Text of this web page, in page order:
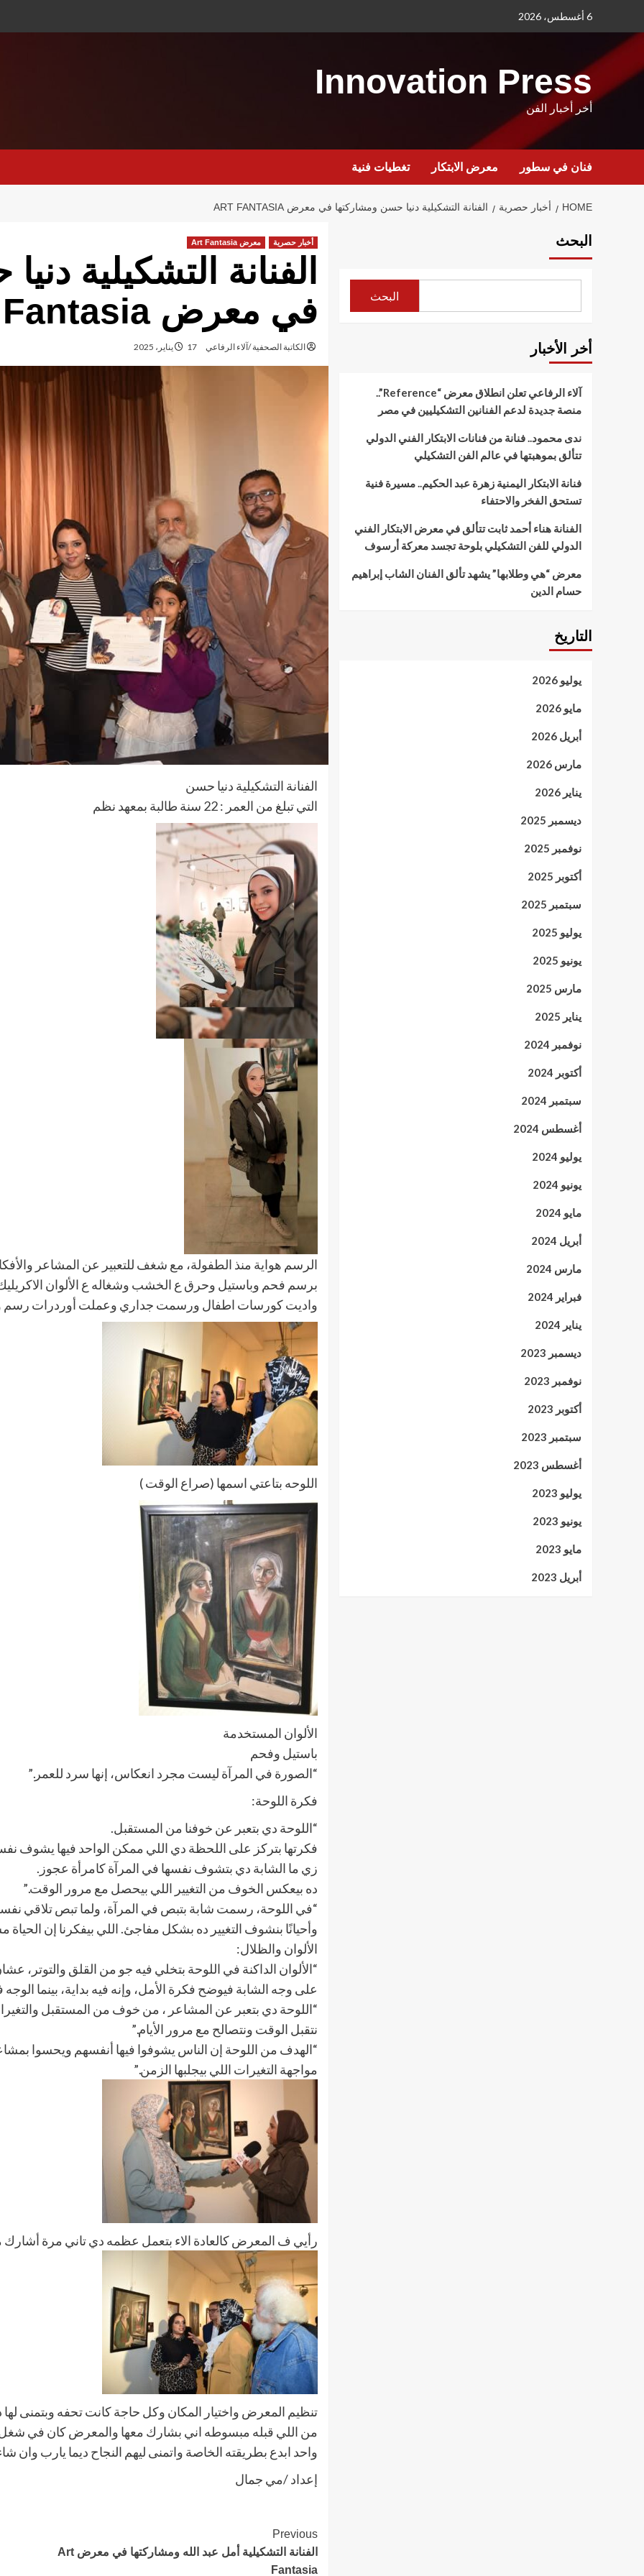
content
6 أغسطس، 2026
Innovation Press
أخر أخبار الفن
فنان في سطور معرض الابتكار تغطيات فنية
HOME أخبار حصرية الفنانة التشكيلية دنيا حسن ومشاركتها في معرض ART FANTASIA
أخبار حصرية معرض Art Fantasia
الفنانة التشكيلية
في معرض Art Fantasia
الكاتبة الصحفية /آلاء الرفاعي 17 يناير، 2025
الفنانة التشكيلية دنيا حسن
التي تبلغ من العمر : 22 سنة طالبة بمعهد نظم
الرسم هواية منذ الطفولة، مع شغف للتعبير عن المشاعر
برسم فحم وباستيل وحرق ع الخشب وشغاله ع الألوان
واديت كورسات اطفال ورسمت جداري وعملت أوردرات رسم
اللوحه بتاعتي اسمها (صراع الوقت )
الألوان المستخدمة
باستيل وفحم
“الصورة في المرآة ليست مجرد انعكاس، إنها سرد للعمر.”
فكرة اللوحة:
“اللوحة دي بتعبر عن خوفنا من المستقبل.
فكرتها بتركز على اللحظة دي اللي ممكن الواحد فيها يشوف
زي ما الشابة دي بتشوف نفسها في المرآة كامرأة عجوز.
ده بيعكس الخوف من التغيير اللي بيحصل مع مرور الوقت.”
“في اللوحة، رسمت شابة بتبص في المرآة، ولما تبص تلاقي
وأحيانًا بنشوف التغيير ده بشكل مفاجئ. اللي بيفكرنا إن الحياة
الألوان والظلال:
“الألوان الداكنة في اللوحة بتخلي فيه جو من القلق
على وجه الشابة فيوضح فكرة الأمل، وإنه فيه بداية، بينما
“اللوحة دي بتعبر عن المشاعر ، من خوف من المستقبل
نتقبل الوقت ونتصالح مع مرور الأيام.”
“الهدف من اللوحة إن الناس يشوفوا فيها أنفسهم ويحسوا
مواجهة التغيرات اللي بيجلبها الزمن.”
رأيي ف المعرض كالعادة الاء بتعمل عظمه دي تاني مرة
تنظيم المعرض واختيار المكان وكل حاجة كانت تحفه وبتمنى
من اللي قبله مبسوطه اني بشارك معها والمعرض كان في شغل
واحد ابدع بطريقته الخاصة واتمنى ليهم النجاح ديما يارب
إعداد /مي جمال
Post
Navigation
Previous
الفنانة التشكيلية أمل عبد الله ومشاركتها في معرض Art
Fantasia
البحث
البحث
أخر الأخبار
آلاء الرفاعي تعلن انطلاق معرض “Reference”..
منصة جديدة لدعم الفنانين التشكيليين في مصر
ندى محمود.. فنانة من فنانات الابتكار الفني الدولي
تتألق بموهبتها في عالم الفن التشكيلي
فنانة الابتكار اليمنية زهرة عبد الحكيم.. مسيرة فنية
تستحق الفخر والاحتفاء
الفنانة هناء أحمد ثابت تتألق في معرض الابتكار الفني
الدولي للفن التشكيلي بلوحة تجسد معركة أرسوف
معرض “هي وطلابها” يشهد تألق الفنان الشاب إبراهيم
حسام الدين
التاريخ
يوليو 2026
مايو 2026
أبريل 2026
مارس 2026
يناير 2026
ديسمبر 2025
نوفمبر 2025
أكتوبر 2025
سبتمبر 2025
يوليو 2025
يونيو 2025
مارس 2025
يناير 2025
نوفمبر 2024
أكتوبر 2024
سبتمبر 2024
أغسطس 2024
يوليو 2024
يونيو 2024
مايو 2024
أبريل 2024
مارس 2024
فبراير 2024
يناير 2024
ديسمبر 2023
نوفمبر 2023
أكتوبر 2023
سبتمبر 2023
أغسطس 2023
يوليو 2023
يونيو 2023
مايو 2023
أبريل 2023